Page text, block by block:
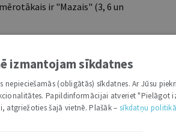
ir "Mazais" (3, 6 un
izmantojam sīkdatnes
(obligātās) sīkdatnes. Ar Jūsu
Papildinformācijai atveriet "Pielāgot
atgriežoties šajā vietnē. Plašāk – sīkdatņu politikā